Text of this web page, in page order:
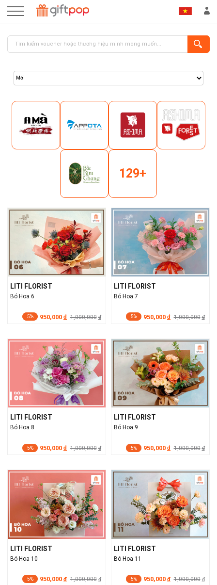
ĐĂNG KÝ
129+
LITI FLORIST
Bó Hoa 6
5% 950,000 đ 1,000,000 đ
LITI FLORIST
Bó Hoa 7
5% 950,000 đ 1,000,000 đ
LITI FLORIST
Bó Hoa 8
5% 950,000 đ 1,000,000 đ
LITI FLORIST
Bó Hoa 9
5% 950,000 đ 1,000,000 đ
LITI FLORIST
Bó Hoa 10
5% 950,000 đ 1,000,000 đ
LITI FLORIST
Bó Hoa 11
5% 950,000 đ 1,000,000 đ